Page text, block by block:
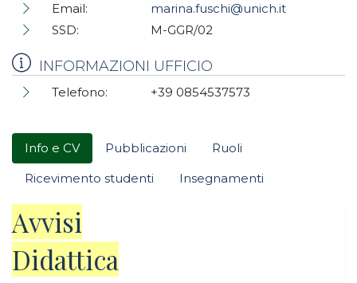
Email:
marina.fuschi@unich.it
SSD:
M-GGR/02
INFORMAZIONI UFFICIO
Telefono: +39 0854537573
Info e CV Pubblicazioni
Ruoli
Ricevimento studenti
Insegnamenti
Avvisi
Didattica